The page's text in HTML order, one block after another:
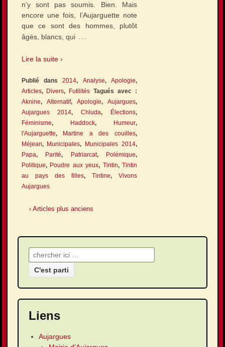
n’y sont pas soumis. Bien. Mais
encore une fois, l’Aujarguette note
que ce sont des hommes, plutôt
âgés, blancs, qui …
Lire la suite ›
Publié dans2014, Analyse,Apologie,
Articles, Divers, Futilités Tagués avec :
Aknine, Alternatif, Apologie,Aujargues,
Aujargues 2014,Chluda, Élections,
Féminisme, Haddock, Humeur,
l'Aujarguette, Martine a des couilles,
Méjean, Municipales, Municipales 2014,
Papa, Parité, Patriarcat, Polémique,
Politique, Poudre aux yeux, Tintin,Tintin
au pays des filles,Tintine,Vivons
Aujargues
‹ Articles plus anciens
Recherche pour:
Liens
Aujargues